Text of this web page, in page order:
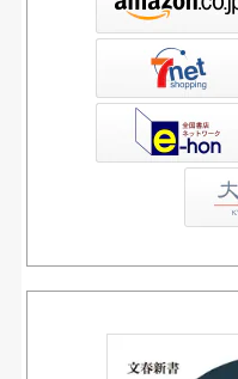
書店ウェブストア